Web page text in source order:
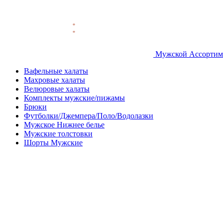
Мужской
Вафельные халаты
Махровые халаты
Велюровые халаты
Комплекты мужские/пижамы
Брюки
Футболки/Джемпера/Поло/Водолазки
Мужское Нижнее белье
Мужские толстовки
Шорты Мужские